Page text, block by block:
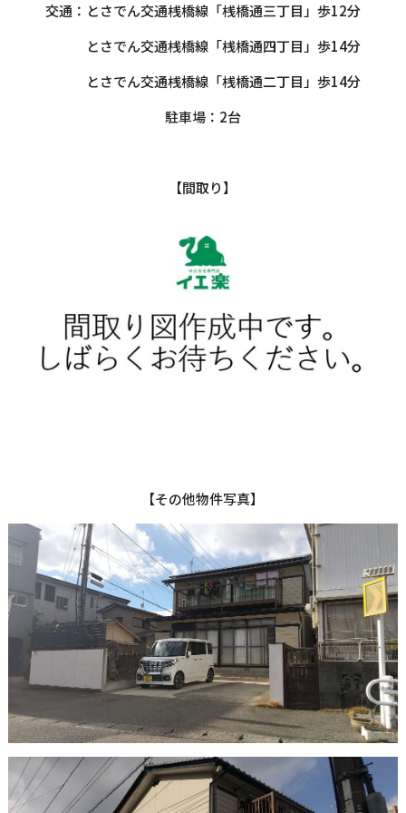
交通：とさでん交通桟橋線「桟橋通三丁目」歩12分
とさでん交通桟橋線「桟橋通四丁目」歩14分
とさでん交通桟橋線「桟橋通二丁目」歩14分
駐車場：2台
【間取り】
【その他物件写真】